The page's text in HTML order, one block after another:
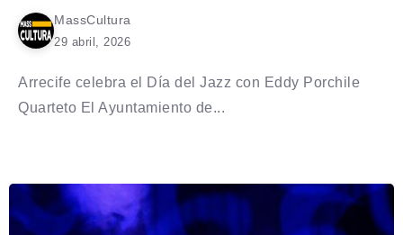
MassCultura
29 abril, 2026
Arrecife celebra el Día del Jazz con Eddy Porchile
Quarteto El Ayuntamiento de...